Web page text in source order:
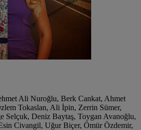
Ali Nuroğlu, Berk Cankat, Ahmet
Tokaslan, Ali İpin, Zerrin Sümer,
Selçuk, Deniz Baytaş, Toygan Avanoğlu,
Civangil, Uğur Biçer, Ömür Özdemir,